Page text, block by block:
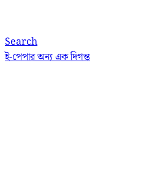
Search
ই-পেপারঅন্য এক দিগন্ত